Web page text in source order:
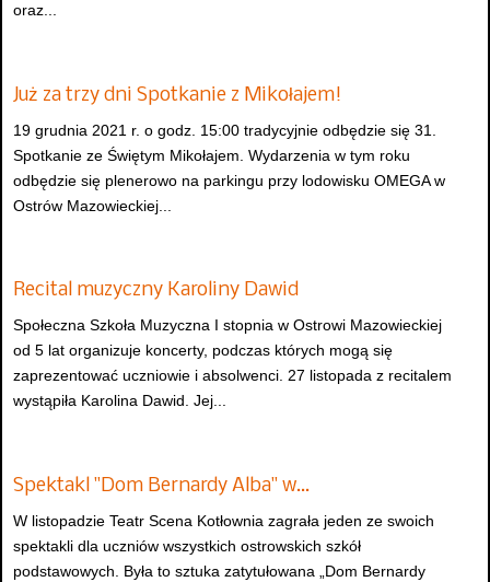
oraz...
Już za trzy dni Spotkanie z Mikołajem!
19 grudnia 2021 r. o godz. 15:00 tradycyjnie odbędzie się 31.
Spotkanie ze Świętym Mikołajem. Wydarzenia w tym roku
odbędzie się plenerowo na parkingu przy lodowisku OMEGA w
Ostrów Mazowieckiej...
Recital muzyczny Karoliny Dawid
Społeczna Szkoła Muzyczna I stopnia w Ostrowi Mazowieckiej
od 5 lat organizuje koncerty, podczas których mogą się
zaprezentować uczniowie i absolwenci. 27 listopada z recitalem
wystąpiła Karolina Dawid. Jej...
Spektakl "Dom Bernardy Alba" w…
W listopadzie Teatr Scena Kotłownia zagrała jeden ze swoich
spektakli dla uczniów wszystkich ostrowskich szkół
podstawowych. Była to sztuka zatytułowana „Dom Bernardy